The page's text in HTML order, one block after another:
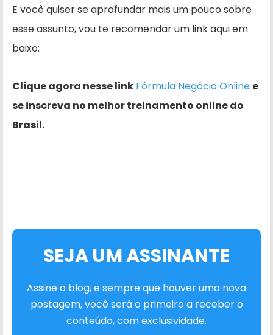
E você quiser se aprofundar mais um pouco sobre
esse assunto, vou te recomendar um link aqui em
baixo:
Clique agora nesse link Fórmula Negócio Online e
se inscreva no melhor treinamento online do
Brasil.
SEJA UM ASSINANTE
Assine o blog, e sempre que houver uma nova
postagem, você será o primeiro a receber o
conteúdo, com exclusividade.